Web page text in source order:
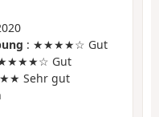
: ★★★★☆ Gut
Gut
Sehr gut